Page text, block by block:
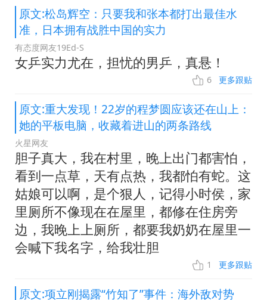
原文:松岛辉空：只要我和张本都打出最佳水
准，日本拥有战胜中国的实力
有态度网友19Ed-S
女乒实力尤在，担忧的男乒，真悬！
6 更多跟贴
原文:重大发现！22岁的程梦圆应该还在山上：
她的平板电脑，收藏着进山的两条路线
火星网友
胆子真大，我在村里，晚上出门都害怕，
看到一点草，天有点热，我都怕有蛇。这
姑娘可以啊，是个狠人，记得小时侯，家
里厕所不像现在在屋里，都修在住房旁
边，我晚上上厕所，都要我奶奶在屋里一
会喊下我名字，给我壮胆
1 更多跟贴
原文:项立刚揭露“竹知了”事件：海外敌对势